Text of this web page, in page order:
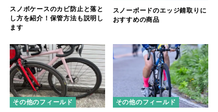
スノボケースのカビ防止と落と
し方を紹介！保管方法も説明し
ます
スノーボードのエッジ錆取りに
おすすめの商品
その他のフィールド その他のフィールド